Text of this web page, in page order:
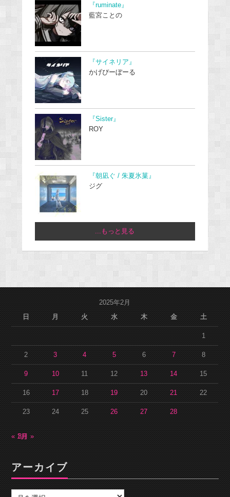
『ruminate』
藍宮ことの
『サイネリア』
かげぴーぼーる
『Sister』
ROY
『朝凪ぐ / 朱夏氷菓』
ジグ
...もっと見る
2025年2月
日
月 火 水 木 金 土
1
2 3 4 5 6 7 8
9 10 11 12 13 14 15
16 17 18 19 20 21 22
23 24 25 26 27 28
« 1月3月 »
アーカイブ